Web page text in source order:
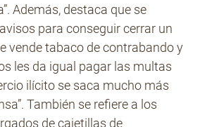
Además, destaca que se
para conseguir cerrar un
vende tabaco de contrabando y
les da igual pagar las multas
ilícito se saca mucho más
También se refiere a los
de cajetillas de